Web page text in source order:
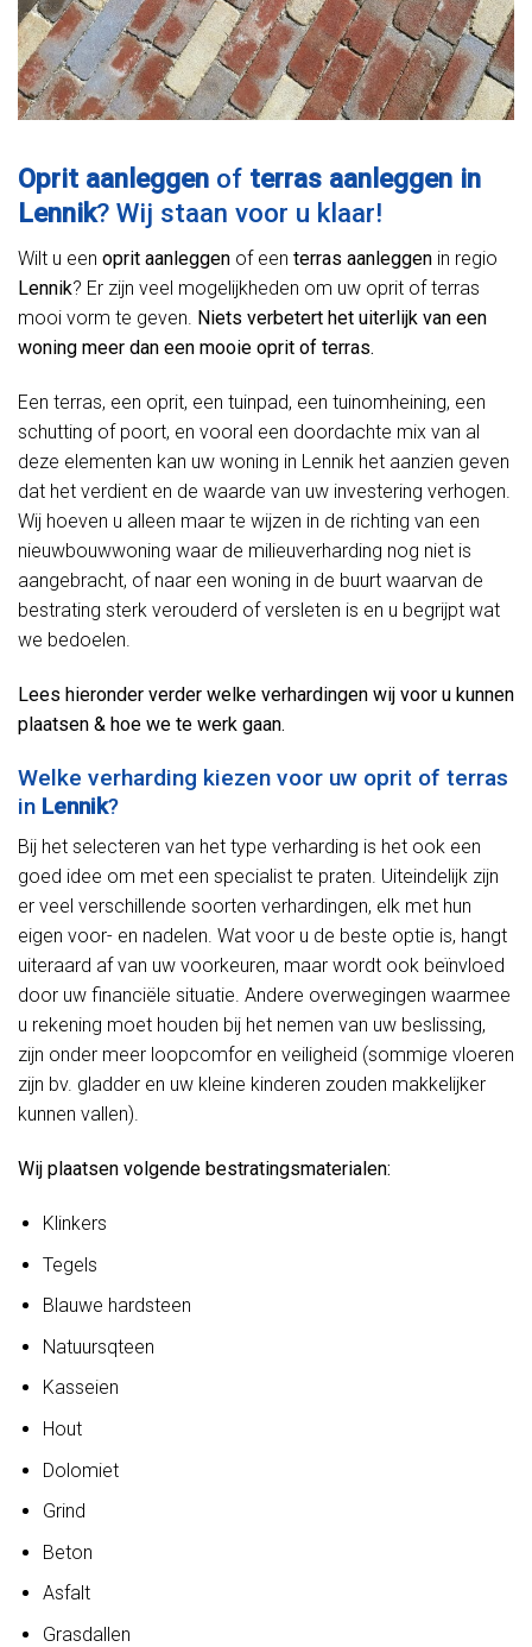
Oprit aanleggen of terras aanleggen in
Lennik? Wij staan voor u klaar!
Wilt u een oprit aanleggen of een terras aanleggen in regio
Lennik? Er zijn veel mogelijkheden om uw oprit of terras
mooi vorm te geven. Niets verbetert het uiterlijk van een
woning meer dan een mooie oprit of terras.
Een terras, een oprit, een tuinpad, een tuinomheining, een
schutting of poort, en vooral een doordachte mix van al
deze elementen kan uw woning in Lennik het aanzien geven
dat het verdient en de waarde van uw investering verhogen.
Wij hoeven u alleen maar te wijzen in de richting van een
nieuwbouwwoning waar de milieuverharding nog niet is
aangebracht, of naar een woning in de buurt waarvan de
bestrating sterk verouderd of versleten is en u begrijpt wat
we bedoelen.
Lees hieronder verder welke verhardingen wij voor u kunnen
plaatsen & hoe we te werk gaan.
Welke verharding kiezen voor uw oprit of terras
in Lennik?
Bij het selecteren van het type verharding is het ook een
goed idee om met een specialist te praten. Uiteindelijk zijn
er veel verschillende soorten verhardingen, elk met hun
eigen voor- en nadelen. Wat voor u de beste optie is, hangt
uiteraard af van uw voorkeuren, maar wordt ook beïnvloed
door uw financiële situatie. Andere overwegingen waarmee
u rekening moet houden bij het nemen van uw beslissing,
zijn onder meer loopcomfor en veiligheid (sommige vloeren
zijn bv. gladder en uw kleine kinderen zouden makkelijker
kunnen vallen).
Wij plaatsen volgende bestratingsmaterialen:
Klinkers
Tegels
Blauwe hardsteen
Natuursqteen
Kasseien
Hout
Dolomiet
Grind
Beton
Asfalt
Grasdallen